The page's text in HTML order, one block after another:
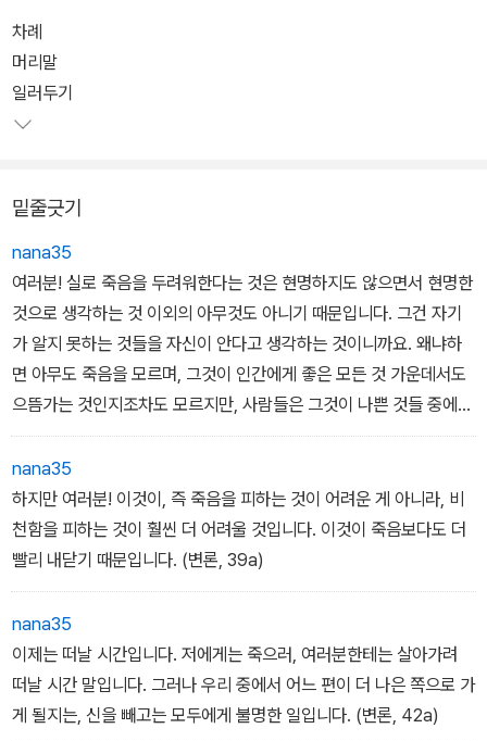
시민이 된 Thrasyllos가 플라톤 학파의 사람 Derkylides와 함께 플
라톤의 대화편들을 네 편씩 묶어서 아홉 개로 분류하면서 맨 처음 묶
인 것으로 흔히 소크라테스의 최후와 관련된 4부작으로 간주되는 것
들이다. 옮긴이는 옥스퍼드 고전 원전 중 1995년에 출간된 <플라톤
<에우티프론>은 소크라테스가 기소된 죄목 가운데 하나인 '신들에
대한 불경'과 관련하여 그 판단 기준이 될 '경건함'이 무엇인지를 다루
고 있다. <소크라테스의 변론>은 아고라의 한 법정에서 소크라테스
자신이 하게 되는 자기 변론에서 시작하여, 사형 판결 이후 그의 최후
진술을 담고 있다. <크리톤>편은 그의 친구였던 크리톤이 탈옥을 종
용하나 소크라테스가 거절하는 이유를 밝히고 있으며, <파이돈>편은
차례
머리말
일러두기
밑줄긋기
nana35
여러분! 실로 죽음을 두려워한다는 것은 현명하지도 않으면서 현명한
것으로 생각하는 것 이외의 아무것도 아니기 때문입니다. 그건 자기
가 알지 못하는 것들을 자신이 안다고 생각하는 것이니까요. 왜냐하
면 아무도 죽음을 모르며, 그것이 인간에게 좋은 모든 것 가운데서도
으뜸가는 것인지조차도 모르지만, 사람들은 그것이 나쁜 것들 중에서
도 으뜸가는 것이라는 것을 잘 알고 있기라도 하는 듯이 두려워하기
때문입니다. 이것이야말로 어찌 자기가 알지 못하는 것들을 안다고
생각하는 그 비난받을 무지가 아니겠습니까? (변론, 29b)
nana35
하지만 여러분! 이것이, 즉 죽음을 피하는 것이 어려운 게 아니라, 비
천함을 피하는 것이 훨씬 더 어려울 것입니다. 이것이 죽음보다도 더
빨리 내닫기 때문입니다. (변론, 39a)
nana35
이제는 떠날 시간입니다. 저에게는 죽으러, 여러분한테는 살아가려
떠날 시간 말입니다. 그러나 우리 중에서 어느 편이 더 나은 쪽으로 가
게 될지는, 신을 빼고는 모두에게 불명한 일입니다. (변론, 42a)